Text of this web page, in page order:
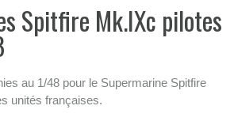
Spitfire Mk.IXc pilotes
au 1/48 pour le Supermarine Spitfire
unités françaises.